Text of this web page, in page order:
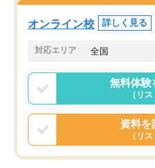
だと思います。
オンライン校 詳しく見る
対応エリア 全国
無料体験
（リ
資料を
（リ